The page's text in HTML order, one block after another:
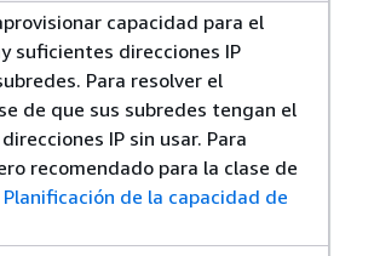
capacidad para el
suficientes direcciones IP
Para resolver el
de que sus subredes tengan el
IP sin usar. Para
recomendado para la clase de
Planificación de la capacidad de